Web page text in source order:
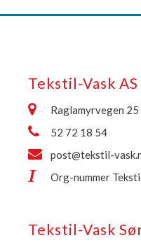
Tekstil-Vask AS
Raglamyrvegen
52 72 18 54
post@tekstil-
Org-nummer
Tekstil-Vask